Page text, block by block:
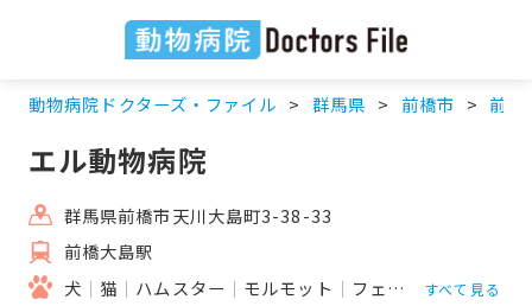
動物病院ドクターズ・ファイル 群馬県 前橋市 前橋
エル動物病院
群馬県前橋市天川大島町3-38-33
前橋大島駅
犬
猫 ハムスター モルモット フェレット うさぎ
すべて見る